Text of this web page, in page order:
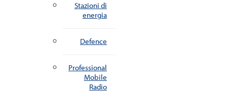
Stazioni di
energia
Defence
Professional
Mobile
Radio